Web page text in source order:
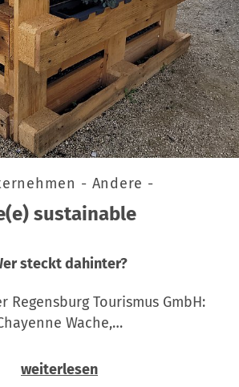
- Andere -
sustainable
steckt dahinter?
Regensburg Tourismus GmbH:
Wache,…
weiterlesen